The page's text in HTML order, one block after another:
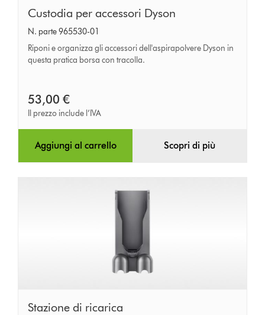
Custodia
per
accessori
Dyson
Custodia per accessori Dyson
N. parte 965530-01
Riponi e organizza gli accessori dell'aspirapolvere Dyson in
questa pratica borsa con tracolla.
53,00 €
Il prezzo include l’IVA
Aggiungi al carrello Scopri di più
Stazione
Stazione di ricarica